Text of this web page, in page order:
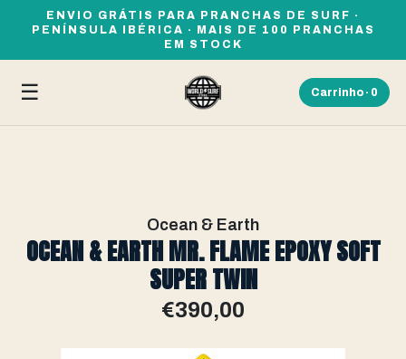
ENVIO GRÁTIS PARA PRANCHAS DE SURF ·
PENÍNSULA IBÉRICA · MAIS DE 100 PRANCHAS
EM STOCK
☰ Carrinho · 0
Ocean & Earth
OCEAN & EARTH MR. FLAME EPOXY SOFT
SUPER TWIN
€390,00